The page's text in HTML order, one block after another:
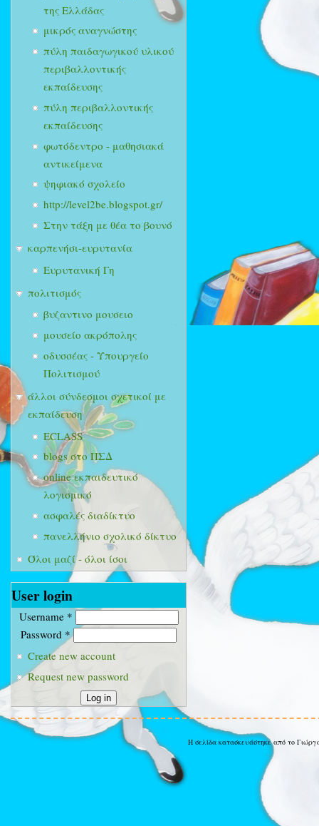
της Ελλάδας
μικρός αναγνώστης
πύλη παιδαγωγικού υλικού
περιβαλλοντικής
εκπαίδευσης
πύλη περιβαλλοντικής
εκπαίδευσης
φωτόδεντρο - μαθησιακά
αντικείμενα
ψηφιακό σχολείο
http://level2be.blogspot.gr/
Στην τάξη με θέα το βουνό
καρπενήσι-ευρυτανία
Ευρυτανική Γη
πολιτισμός
βυζαντινο μουσειο
μουσείο ακρόπολης
οδυσσέας - Υπουργείο
Πολιτισμού
άλλοι σύνδεσμοι σχετικοί με
εκπαίδευση
ECLASS
blogs στο ΠΣΔ
online εκπαιδευτικό
λογισμικό
ασφαλές διαδίκτυο
πανελλήνιο σχολικό δίκτυο
Όλοι μαζί - όλοι ίσοι
User login
Username *
Password *
Create new account
Request new password
Η σελίδα κατασκευάστηκε από το